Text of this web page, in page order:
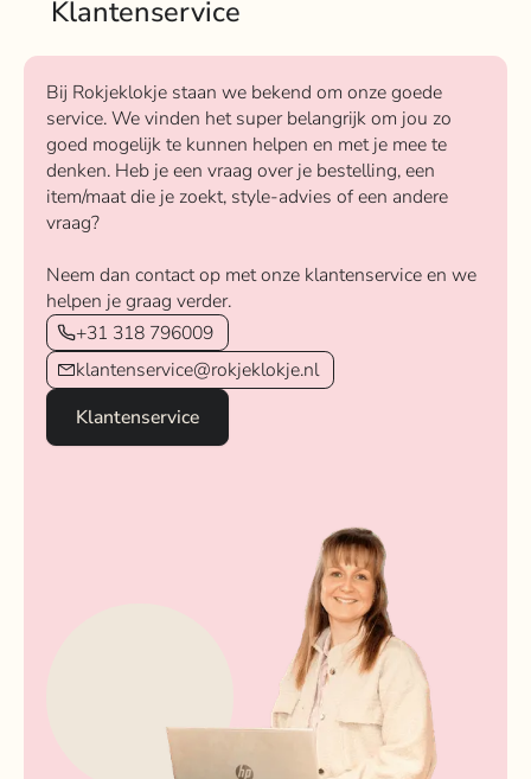
Klantenservice
Bij Rokjeklokje staan we bekend om onze goede
service. We vinden het super belangrijk om jou zo
goed mogelijk te kunnen helpen en met je mee te
denken. Heb je een vraag over je bestelling, een
item/maat die je zoekt, style-advies of een andere
vraag?
Neem dan contact op met onze klantenservice en we
helpen je graag verder.
+31 318 796009
klantenservice@rokjeklokje.nl
Klantenservice